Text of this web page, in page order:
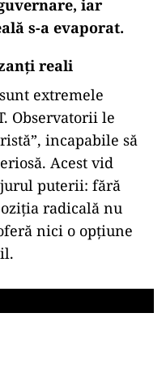
iar
s-a evaporat.
reali
extremele
Observatorii le
incapabile să
Acest vid
puterii: fără
radicală nu
nici o opțiune